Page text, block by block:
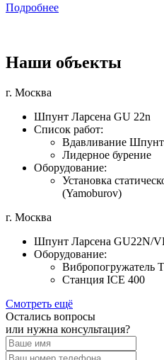
Подробнее
Наши объекты
г. Москва
Шпунт Ларсена GU 22n
Список работ:
Вдавливание
Лидерное бурение
Оборудование:
Установка
(Yamoburov)
г. Москва
Шпунт Ларсена GU22N/
Оборудование:
Вибропогружатель
Станция ICE 400
Смотреть ещё
Остались вопросы
или нужна консультация?